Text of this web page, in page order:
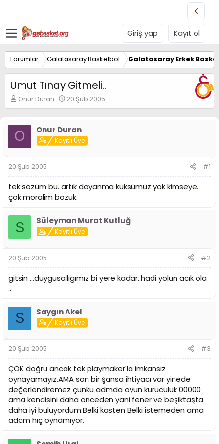
Giriş yap Kayıt ol
Forumlar Galatasaray Basketbol Galatasaray Erkek
Umut Tınay Gitmeli..
K
o
u
y
u
B
a
ş
l
a
t
n
Onur Duran
B
a
a
n
ı
t
a
r
i
20 Şub 2005
O Onur Duran
Kayıtlı Üye
20 Şub 2005 #1
tek sözüm bu. artık dayanma küksümüz yok kimseye.
çok moralim bozuk.
S Süleyman Murat Kutluğ
Kayıtlı Üye
20 Şub 2005 #2
gitsin ...duygusallıgımız bi yere kadar..hadi yolun acık ola
..
S Saygın Akel
Kayıtlı Üye
20 Şub 2005 #3
ÇOK doğru ancak tek playmaker'la imkansız
oynayamayız.AMA son bir şansa ihtiyacı var yinede
değerlendiremez çünkü admda oyun kuruculuk 00000
ama kendisini daha önceden yani fener ve beşiktaşta
daha iyi buluyordum.Belki kasten Belki istemeden ama
adam hiç oynamıyor.